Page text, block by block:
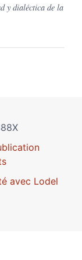
y dialéctica de la
avec Lodel